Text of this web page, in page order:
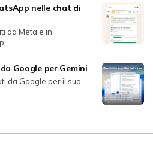
nelle chat di
da Meta e in
Google per Gemini
da Google per il suo